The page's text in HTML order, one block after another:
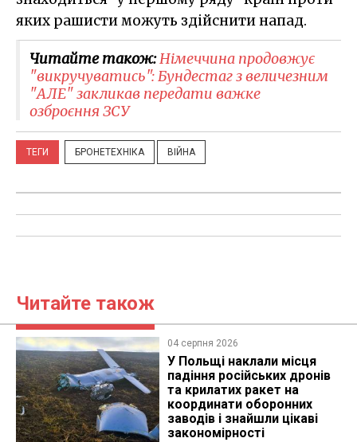
яких рашисти можуть здійснити напад.
Читайте також:Німеччина продовжує
"викручуватись": Бундестаг з величезним
"АЛЕ" закликав передати важке
озброєння ЗСУ
ТЕГИ БРОНЕТЕХНІКА ВІЙНА
Читайте також
04 серпня 2026
У Польщі наклали місця
падіння російських дронів
та крилатих ракет на
координати оборонних
заводів і знайшли цікаві
закономірності